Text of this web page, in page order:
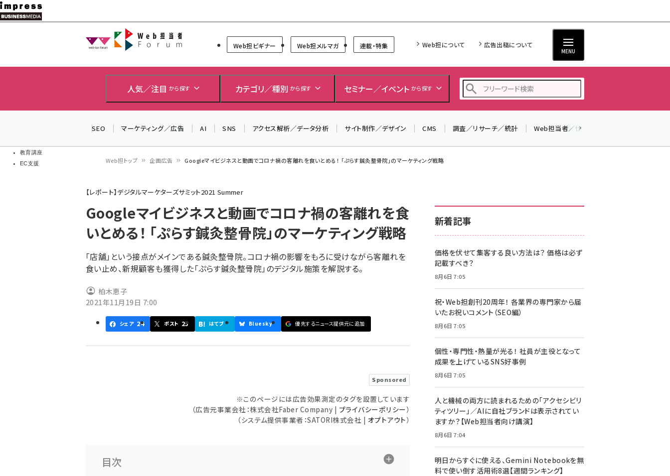
メ
イ
教育講座
EC支援
Web担当者Forum
Web担ビギナー Web担メルマガ 連載・特集 Web担について 広告出稿について
MENU
人気／注目 から探す カテゴリ／種別 から探す セミナー／イベント から探す
z世代 (1622)
meo (1275)
SEO マーケティング／広告 AI SNS アクセス解析／データ分析 サイト制作／デザイン CMS 調査／リサーチ／統計 Web担当者／仕事
ン
く
ず
Web担トップ 企画広告 Googleマイビジネスと動画でコロナ禍の客離れを食いとめる！ 「ぷらす鍼灸整骨院」のマーケティング戦略
【レポート】デジタルマーケターズサミット2021 Summer
Googleマイビジネスと動画でコロナ禍の客離れを食
いとめる！ 「ぷらす鍼灸整骨院」のマーケティング戦略
「店舗」という接点がメインである鍼灸整骨院。コロナ禍の影響をもろに受けながら客離れを
食い止め、新規顧客も獲得した「ぷらす鍼灸整骨院」のデジタル施策を解説する。
柏木恵子
2021年11月19日 7:00
シェア 24 ポスト 25 はてブ Bluesky 優先するニュース提供元に追加
Sponsored
※このページには広告効果測定のタグを設置しています
（広告元事業会社：株式会社Faber Company | プライバシーポリシー）
（システム提供事業者：SATORI株式会社 | オプトアウト）
目次
新着記事
価格を伏せて集客する良い方法は？ 価格は必ず
記載すべき？
8月6日 7:05
祝・Web担創刊20周年！ 各業界の専門家から届
いたお祝いコメント（SEO編）
8月6日 7:05
個性・専門性・熱量が光る！ 社員が主役となって
成果を上げているSNS好事例
8月6日 7:05
人と機械の両方に読まれるための「アクセシビリ
ティツリー」／AIに自社ブランドは表示されてい
ますか？【Web担当者向け講演】
8月6日 7:04
明日からすぐに使える、Gemini Notebookを無
料で使い倒す活用術8選【週間ランキング】
＼ 読者アンケートにご協力ください ／
▼アンケートページはこちらから▼